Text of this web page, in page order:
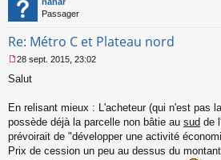
n
l
Passager
Re: Métro C et Plateau nord
e
s
g
e
n
28 sept. 2015, 23:02
Salut
En relisant mieux : L'acheteur (qui n'est pas
possède déjà la parcelle non bâtie au sud de
prévoirait de "développer une activité
Prix de cession un peu au dessus du